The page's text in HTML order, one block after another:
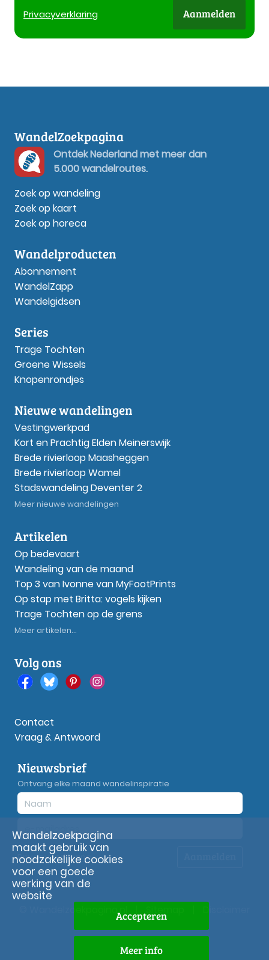
Privacyverklaring Aanmelden
WandelZoekpagina
Ontdek Nederland met meer dan
5.000 wandelroutes.
Zoek op wandeling
Zoek op kaart
Zoek op horeca
Wandelproducten
Abonnement
WandelZapp
Wandelgidsen
Series
Trage Tochten
Groene Wissels
Knopenrondjes
Nieuwe wandelingen
Vestingwerkpad
Kort en Prachtig Elden Meinerswijk
Brede rivierloop Maasheggen
Brede rivierloop Wamel
Stadswandeling Deventer 2
Meer nieuwe wandelingen
Artikelen
Op bedevaart
Wandeling van de maand
Top 3 van Ivonne van MyFootPrints
Op stap met Britta: vogels kijken
Trage Tochten op de grens
Meer artikelen...
Volg ons
Contact
Vraag & Antwoord
Nieuwsbrief
Ontvang elke maand wandelinspiratie
Privacyverklaring
© Wandelzoekpagina.nl
Wandelzoekpagina
maakt gebruik van
noodzakelijke cookies
voor een goede
werking van de
website
Accepteren
Meer info